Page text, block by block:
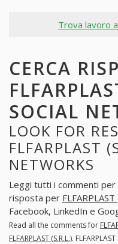
Trova lavoro
CERCA
SOCIAL
LOOK FOR
FLFARPLAST
NETWORKS
Leggi tutti i commenti per
risposta per FLFARPLAST
Facebook, LinkedIn e
Read all the comments for
FLFARPLAST (S.R.L.).